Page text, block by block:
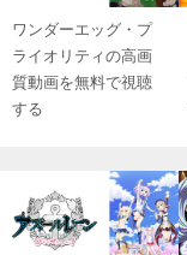
ワンダーエッグ・プ
ライオリティの高画
質動画を無料で視聴
する